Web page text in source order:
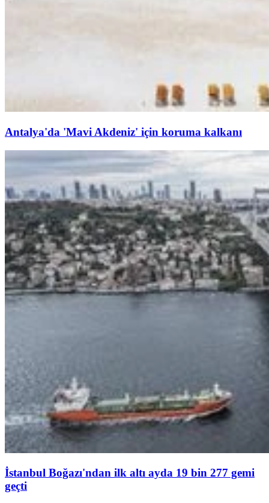
Antalya'da 'Mavi Akdeniz' için koruma kalkanı
İstanbul Boğazı'ndan ilk altı ayda 19 bin 277 gemi
geçti